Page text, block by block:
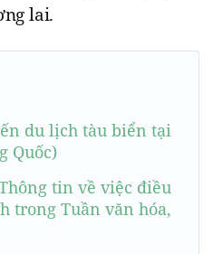
lai.
du lịch tàu biển tại
Quốc)
tin về việc điều
trong Tuần văn hóa,